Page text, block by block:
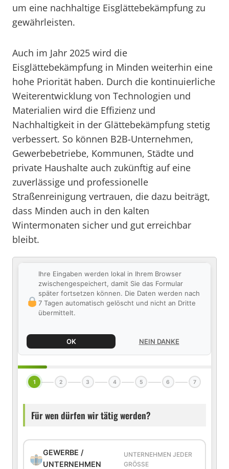
um eine nachhaltige Eisglättebekämpfung zu
gewährleisten.
Auch im Jahr 2025 wird die
Eisglättebekämpfung in Minden weiterhin eine
hohe Priorität haben. Durch die kontinuierliche
Weiterentwicklung von Technologien und
Materialien wird die Effizienz und
Nachhaltigkeit in der Glättebekämpfung stetig
verbessert. So können B2B-Unternehmen,
Gewerbebetriebe, Kommunen, Städte und
private Haushalte auch zukünftig auf eine
zuverlässige und professionelle
Straßenreinigung vertrauen, die dazu beiträgt,
dass Minden auch in den kalten
Wintermonaten sicher und gut erreichbar
bleibt.
Ihre Eingaben werden lokal in Ihrem Browser
zwischengespeichert, damit Sie das Formular
später fortsetzen können. Die Daten werden nach
7 Tagen automatisch gelöscht und nicht an Dritte
übermittelt.
OK NEIN DANKE
1 2 3 4 5 6 7
Für wen dürfen wir tätig werden?
GEWERBE /
UNTERNEHMEN
UNTERNEHMEN JEDER
GRÖSSE